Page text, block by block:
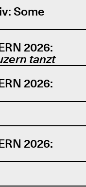
Some
2026:
tanzt
2026:
2026: